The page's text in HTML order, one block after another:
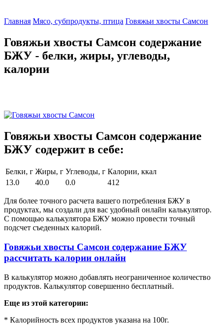
Главная Мясо, субпродукты, птица Говяжьи хвосты Самсон
Говяжьи хвосты Самсон содержание
БЖУ - белки, жиры, углеводы,
калории
Говяжьи хвосты Самсон содержание
БЖУ содержит в себе:
Белки, г Жиры, г Углеводы, г Калории, ккал
13.0
40.0 0.0 412
Для более точного расчета вашего потребления БЖУ в
продуктах, мы создали для вас удобный онлайн калькулятор.
С помощью калькулятора БЖУ можно провести точный
подсчет съеденных калорий.
Говяжьи хвосты Самсон содержание БЖУ
рассчитать калории онлайн
В калькулятор можно добавлять неограниченное количество
продуктов. Калькулятор совершенно бесплатный.
Еще из этой категории:
* Калорийность всех продуктов указана на 100г.